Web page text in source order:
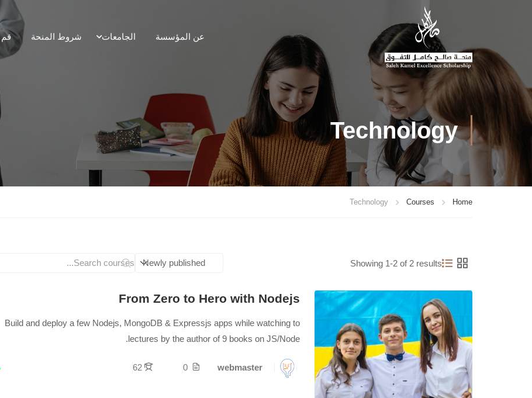
عن المؤسسة الجامعات شروط المنحة قم
Technology
Home
Courses
Technology
Showing 1-2 of 2 results
From Zero to Hero with Nodejs
Build and deploy a few Nodejs, MongoDB & Expressjs apps while watching to
lectures by the author of 9 books on JS/Node.
webmaster
0
62